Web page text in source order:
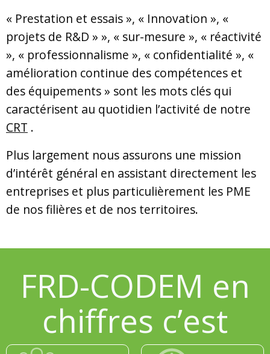
« Prestation et essais », « Innovation », «
projets de R&D » », « sur-mesure », « réactivité
», « professionnalisme », « confidentialité », «
amélioration continue des compétences et
des équipements » sont les mots clés qui
caractérisent au quotidien l’activité de notre
CRT .
Plus largement nous assurons une mission
d’intérêt général en assistant directement les
entreprises et plus particulièrement les PME
de nos filières et de nos territoires.
FRD-CODEM en
chiffres c’est